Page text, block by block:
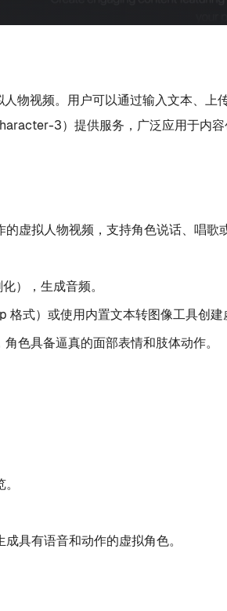
物视频。用户可以通过输入文本、
3）提供服务，广泛应用于内容
虚拟人物视频，支持角色说话、唱歌
），生成音频。
式）或使用内置文本转图像工具创建
色具备逼真的面部表情和肢体动作。
具有语音和动作的虚拟角色。